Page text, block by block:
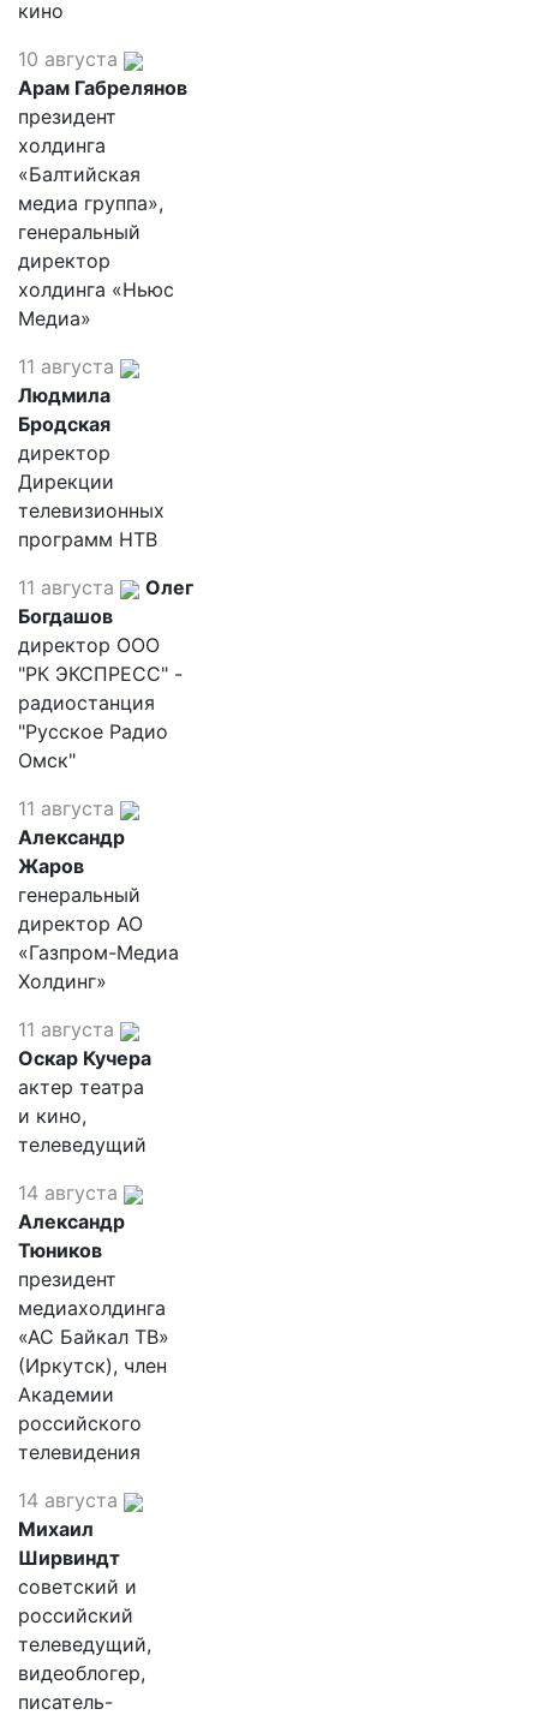
кино
10 августа
Арам Габрелянов
президент
холдинга
«Балтийская
медиа группа»,
генеральный
директор
холдинга «Ньюс
Медиа»
11 августа
Людмила
Бродская
директор
Дирекции
телевизионных
программ НТВ
11 августа
Олег
Богдашов
директор ООО
"РК ЭКСПРЕСС" -
радиостанция
"Русское Радио
Омск"
11 августа
Александр
Жаров
генеральный
директор АО
«Газпром-Медиа
Холдинг»
11 августа
Оскар Кучера
актер театра
и кино,
телеведущий
14 августа
Александр
Тюников
президент
медиахолдинга
«АС Байкал ТВ»
(Иркутск), член
Академии
российского
телевидения
14 августа
Михаил
Ширвиндт
советский и
российский
телеведущий,
видеоблогер,
писатель-